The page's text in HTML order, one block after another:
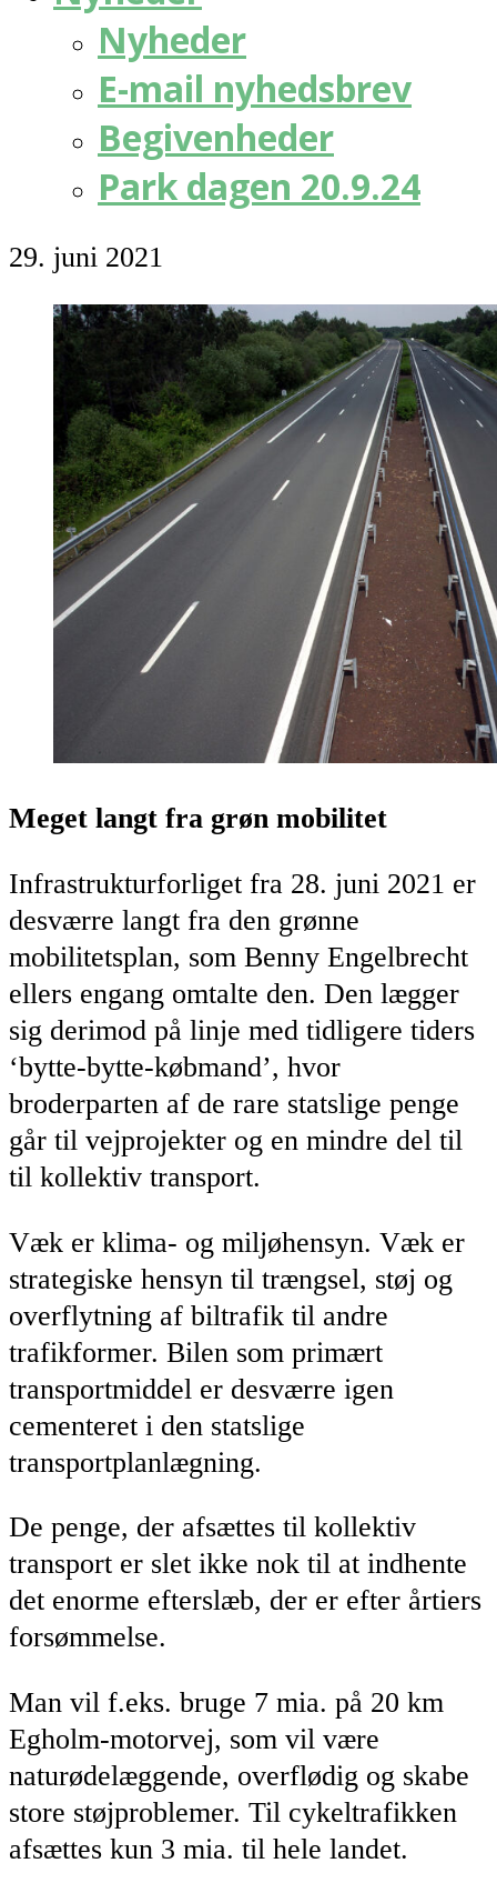
Nyheder
E-mail nyhedsbrev
Begivenheder
Park dagen 20.9.24
29. juni 2021
Meget langt fra grøn mobilitet
Infrastrukturforliget fra 28. juni 2021 er
desværre langt fra den grønne
mobilitetsplan, som Benny Engelbrecht
ellers engang omtalte den. Den lægger
sig derimod på linje med tidligere tiders
‘bytte-bytte-købmand’, hvor
broderparten af de rare statslige penge
går til vejprojekter og en mindre del til
til kollektiv transport.
Væk er klima- og miljøhensyn. Væk er
strategiske hensyn til trængsel, støj og
overflytning af biltrafik til andre
trafikformer. Bilen som primært
transportmiddel er desværre igen
cementeret i den statslige
transportplanlægning.
De penge, der afsættes til kollektiv
transport er slet ikke nok til at indhente
det enorme efterslæb, der er efter årtiers
forsømmelse.
Man vil f.eks. bruge 7 mia. på 20 km
Egholm-motorvej, som vil være
naturødelæggende, overflødig og skabe
store støjproblemer. Til cykeltrafikken
afsættes kun 3 mia. til hele landet.